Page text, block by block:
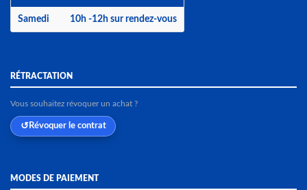
Samedi 10h -12h sur rendez-vous
RÉTRACTATION
Vous souhaitez révoquer un achat ?
Révoquer le contrat
MODES DE PAIEMENT